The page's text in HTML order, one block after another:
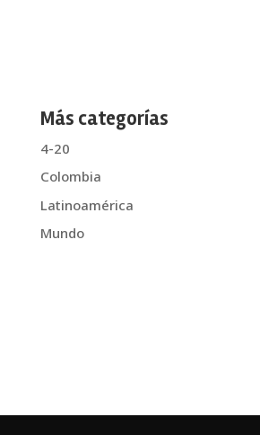
Más categorías
4-20
Colombia
Latinoamérica
Mundo